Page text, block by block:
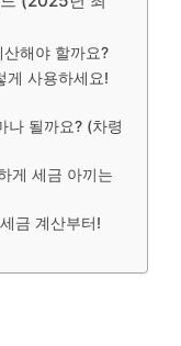
해야 할까요?
게 사용하세요!
나 될까요? (차령
게 세금 아끼는
금 계산부터!